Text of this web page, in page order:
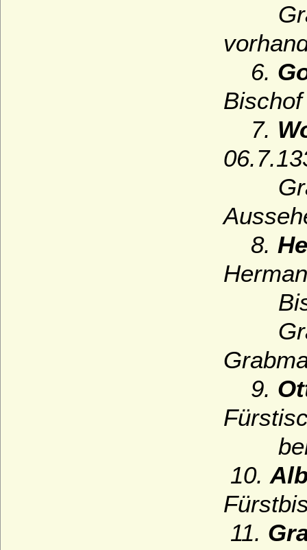
6.
7.
Grab
8.
Grab
9.
10.
11.